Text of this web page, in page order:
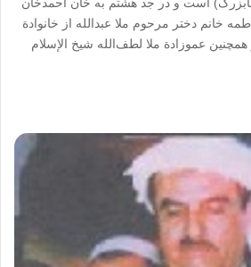
خانم دختر مرحوم ملا عبدالله از خانوادة
عموزادة ملا لطف‌الله شیخ الإسلام